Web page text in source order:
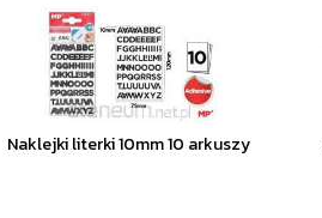
Naklejki literki 10mm 10 arkuszy